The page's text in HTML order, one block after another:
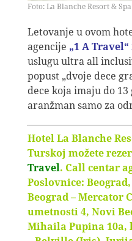
Foto: La Blanche Resort & Spa
Letovanje u ovom
agencije „1 A
uslugu ultra all
popust „dvoje dece
dece koja imaju do
aranžman samo za
Hotel La Blanche
Turskoj možete
Travel. Call centar
Poslovnice:
Beograd – Mercator
umetnosti 4, Novi
Mihaila Pupina 10a,